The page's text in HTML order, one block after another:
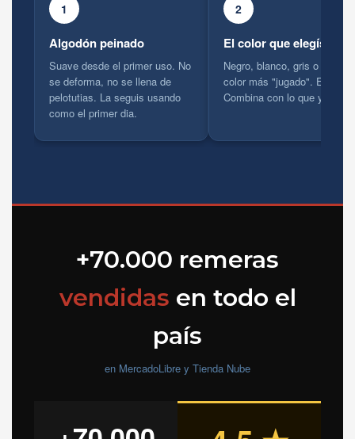
1
Algodón peinado
Suave desde el primer uso. No
se deforma, no se llena de
pelotutias. La seguis usando
como el primer dia.
2
El color que elegís
Negro, blanco, gris o algun
color más "jugado". Elegis
Combina con lo que ya
+70.000 remeras
vendidas en todo el
país
en MercadoLibre y Tienda Nube